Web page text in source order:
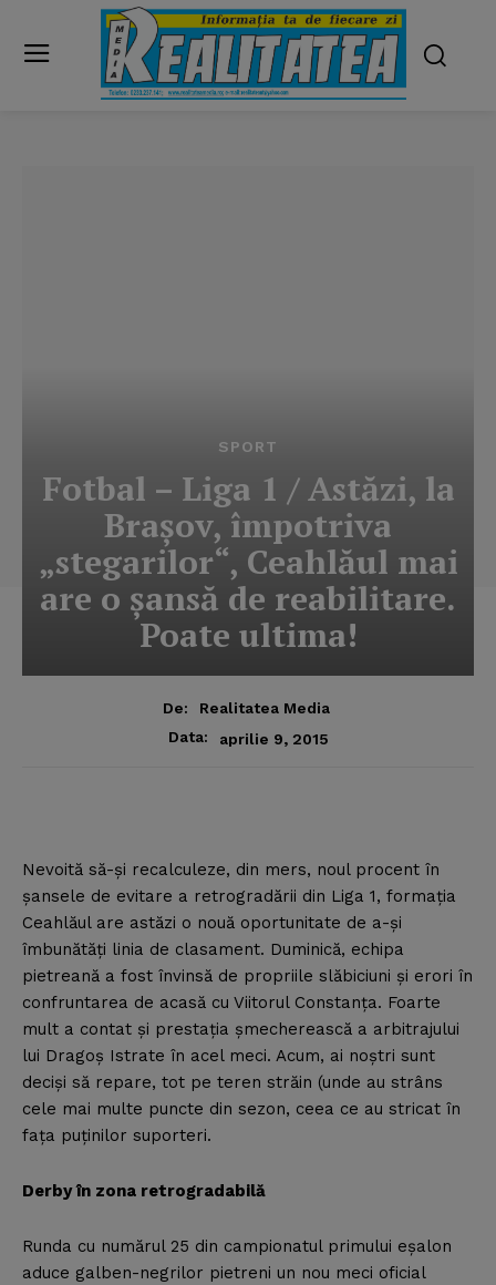
SPORT
Fotbal – Liga 1 / Astăzi, la
Braşov, împotriva
„stegarilor“, Ceahlăul mai
are o şansă de reabilitare.
Poate ultima!
De:
Realitatea Media
Data:
aprilie 9, 2015
Nevoită să-şi recalculeze, din mers, noul procent în
şansele de evitare a retrogradării din Liga 1, formaţia
Ceahlăul are astăzi o nouă oportunitate de a-şi
îmbunătăţi linia de clasament. Duminică, echipa
pietreană a fost învinsă de propriile slăbiciuni şi erori în
confruntarea de acasă cu Viitorul Constanţa. Foarte
mult a contat şi prestaţia şmecherească a arbitrajului
lui Dragoş Istrate în acel meci. Acum, ai noştri sunt
decişi să repare, tot pe teren străin (unde au strâns
cele mai multe puncte din sezon, ceea ce au stricat în
faţa puţinilor suporteri.
Derby în zona retrogradabilă
Runda cu numărul 25 din campionatul primului eşalon
aduce galben-negrilor pietreni un nou meci oficial